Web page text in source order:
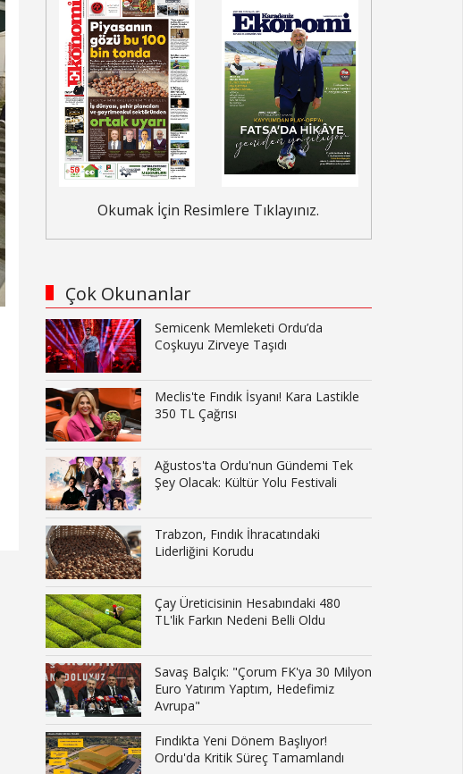
Okumak İçin Resimlere Tıklayınız.
Çok Okunanlar
Semicenk Memleketi Ordu’da
Coşkuyu Zirveye Taşıdı
Meclis'te Fındık İsyanı! Kara Lastikle
350 TL Çağrısı
Ağustos'ta Ordu'nun Gündemi Tek
Şey Olacak: Kültür Yolu Festivali
Trabzon, Fındık İhracatındaki
Liderliğini Korudu
Çay Üreticisinin Hesabındaki 480
TL'lik Farkın Nedeni Belli Oldu
Savaş Balçık: "Çorum FK'ya 30 Milyon
Euro Yatırım Yaptım, Hedefimiz
Avrupa"
Fındıkta Yeni Dönem Başlıyor!
Ordu'da Kritik Süreç Tamamlandı